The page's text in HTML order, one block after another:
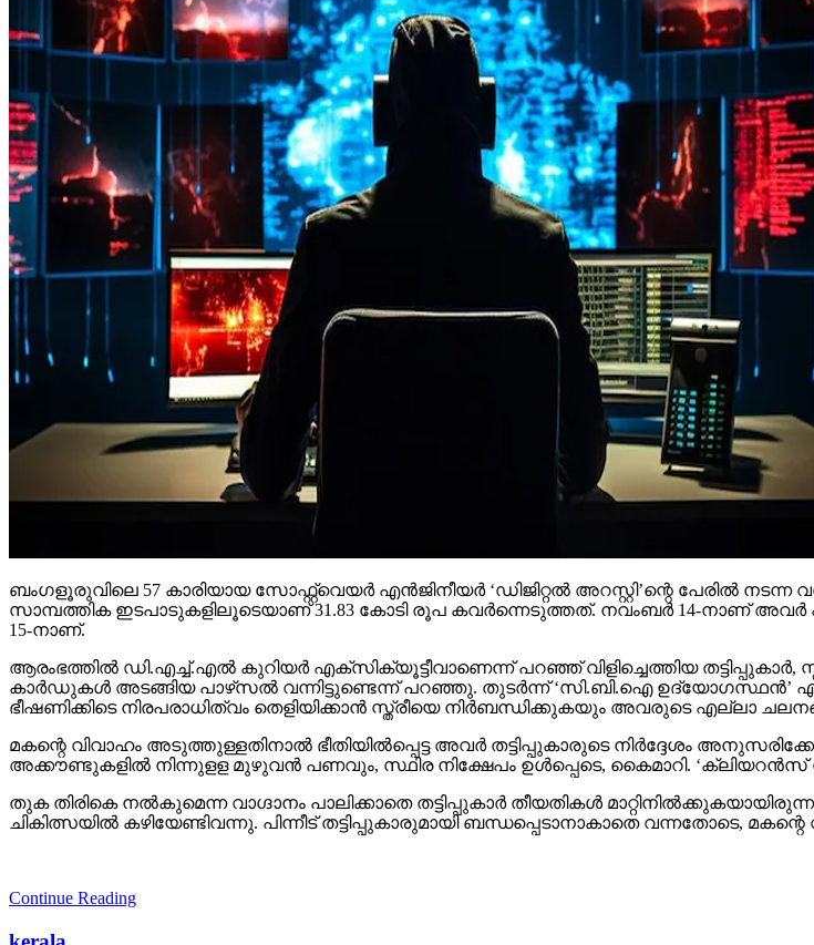
ബംഗളൂരുവിലെ 57 കാരിയായ സോഫ്റ്റ്വെയര്‍ എന്‍ജിനീയര്‍ ‘ഡിജിറ്റല്‍ അറസ്റ്റി’ന്റെ പേരില്‍ നടന്ന
സാമ്പത്തിക ഇടപാടുകളിലൂടെയാണ് 31.83 കോടി രൂപ കവര്‍ന്നെടുത്തത്. നവംബര്‍ 14-നാണ് അവര്‍
15-നാണ്.
ആരംഭത്തില്‍ ഡി.എച്ച്.എല്‍ കുറിയര്‍ എക്‌സിക്യൂട്ടീവാണെന്ന് പറഞ്ഞ് വിളിച്ചെത്തിയ
കാര്‍ഡുകള്‍ അടങ്ങിയ പാഴ്‌സല്‍ വന്നിട്ടുണ്ടെന്ന് പറഞ്ഞു. തുടര്‍ന്ന് ‘സി.ബി.ഐ ഉദ്യോഗസ്ഥന്‍’
ഭീഷണിക്കിടെ നിരപരാധിത്വം തെളിയിക്കാന്‍ സ്ത്രീയെ നിര്‍ബന്ധിക്കുകയും അവരുടെ എല്ലാ
മകന്റെ വിവാഹം അടുത്തുള്ളതിനാല്‍ ഭീതിയില്‍പ്പെട്ട അവര്‍ തട്ടിപ്പുകാരുടെ നിര്‍ദ്ദേശം
അക്കൗണ്ടുകളില്‍ നിന്നുളള മുഴുവന്‍ പണവും, സ്ഥിര നിക്ഷേപം ഉള്‍പ്പെടെ, കൈമാറി. ‘ക്ലിയറന്‍സ്
തുക തിരികെ നല്‍കുമെന്ന വാഗ്ദാനം പാലിക്കാതെ തട്ടിപ്പുകാര്‍ തീയതികള്‍
ചികിത്സയില്‍ കഴിയേണ്ടിവന്നു. പിന്നീട് തട്ടിപ്പുകാരുമായി ബന്ധപ്പെടാനാകാതെ വന്നതോടെ,
Continue Reading